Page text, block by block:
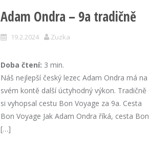
Adam Ondra – 9a tradičně
19.2.2024 Zuzka
Doba čtení: 3 min.
Náš nejlepší český lezec Adam Ondra má na
svém kontě další úctyhodný výkon. Tradičně
si vyhopsal cestu Bon Voyage za 9a. Cesta
Bon Voyage Jak Adam Ondra říká, cesta Bon
[…]